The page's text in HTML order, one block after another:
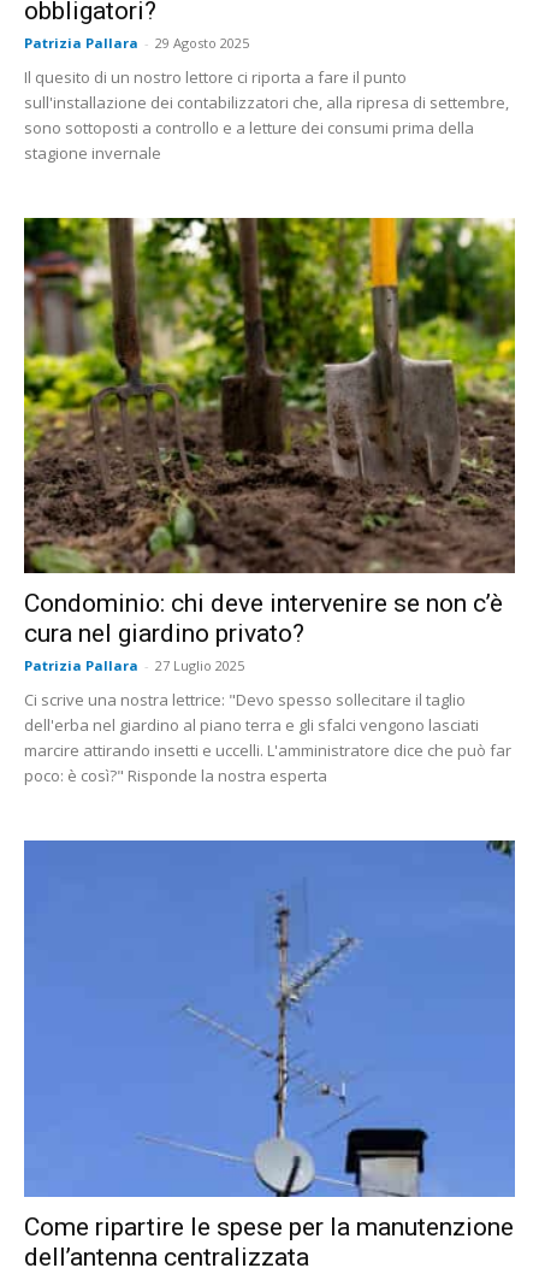
obbligatori?
Patrizia Pallara - 29 Agosto 2025
Il quesito di un nostro lettore ci riporta a fare il punto
sull'installazione dei contabilizzatori che, alla ripresa di settembre,
sono sottoposti a controllo e a letture dei consumi prima della
stagione invernale
Condominio: chi deve intervenire se non c’è
cura nel giardino privato?
Patrizia Pallara - 27 Luglio 2025
Ci scrive una nostra lettrice: "Devo spesso sollecitare il taglio
dell'erba nel giardino al piano terra e gli sfalci vengono lasciati
marcire attirando insetti e uccelli. L'amministratore dice che può far
poco: è così?" Risponde la nostra esperta
Come ripartire le spese per la manutenzione
dell’antenna centralizzata